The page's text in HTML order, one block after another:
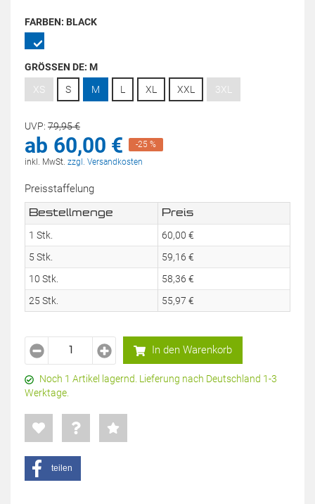
FARBEN: BLACK
GRÖSSEN DE: M
XS
S M L XL XXL 3XL
UVP: 79,95€
ab 60,00 €
-25 %
inkl. MwSt. zzgl. Versandkosten
Preisstaffelung
Bestellmenge Preis
1 Stk. 60,00 €
5 Stk.
59,16 €
10 Stk.
58,36 €
25 Stk.
55,97 €
In den Warenkorb
Noch 1 Artikel lagernd. Lieferung nach Deutschland 1-3
Werktage.
teilen